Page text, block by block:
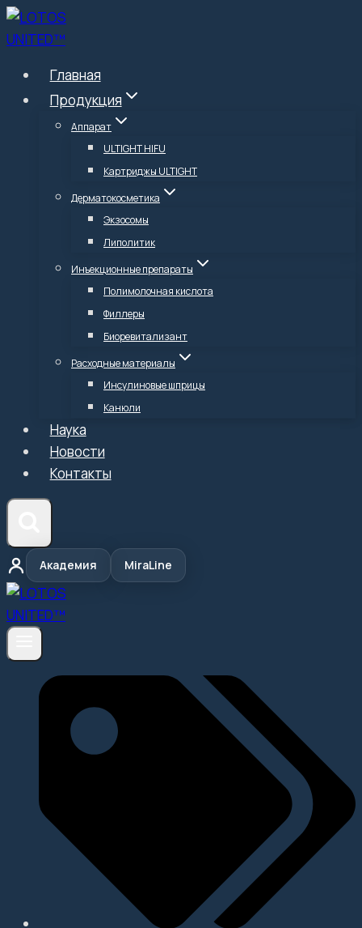
Перейти
к
Главная
Продукция
Аппарат
ULTIGHT HIFU
Картриджы ULTIGHT
Дерматокосметика
Экзосомы
Липолитик
Инъекционные препараты
Полимолочная кислота
Филлеры
Биоревитализант
Расходные материалы
Инсулиновые шприцы
Канюли
Наука
Новости
Контакты
Академия MiraLine